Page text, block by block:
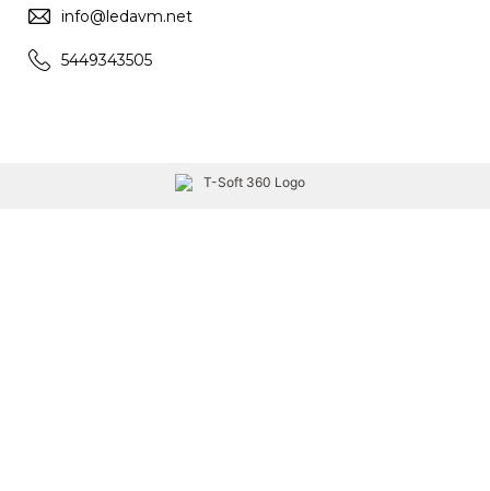
info@ledavm.net
5449343505